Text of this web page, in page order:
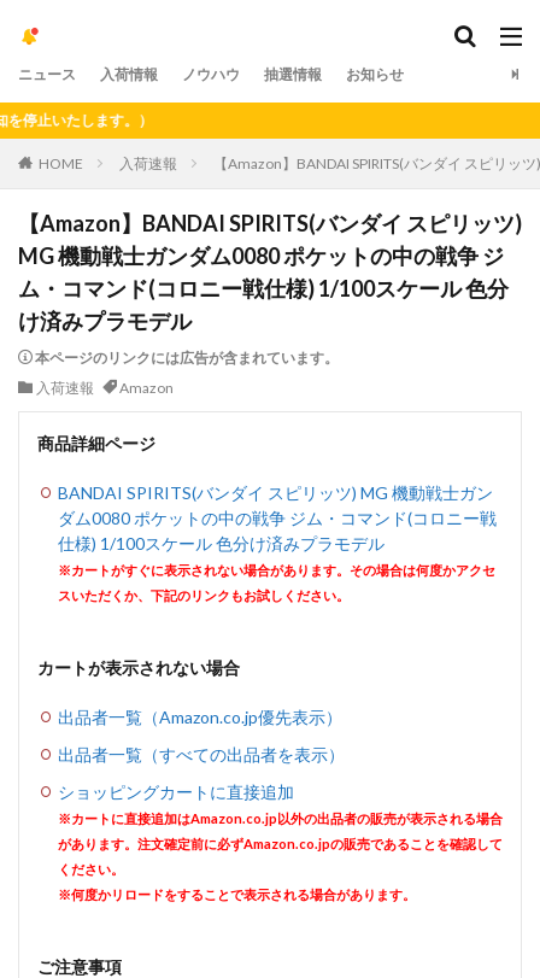
ニュース 入荷情報 ノウハウ 抽選情報 お知らせ
たします。）
HOME 入荷速報 【Amazon】BANDAI SPIRITS(バンダイ スピリ
【Amazon】BANDAI SPIRITS(バンダイ スピリッツ)
MG 機動戦士ガンダム0080 ポケットの中の戦争 ジ
ム・コマンド(コロニー戦仕様) 1/100スケール 色分
け済みプラモデル
本ページのリンクには広告が含まれています。
入荷速報
Amazon
商品詳細ページ
BANDAI SPIRITS(バンダイ スピリッツ) MG 機動戦士ガン
ダム0080 ポケットの中の戦争 ジム・コマンド(コロニー戦
仕様) 1/100スケール 色分け済みプラモデル
※カートがすぐに表示されない場合があります。その場合は何度かアクセ
スいただくか、下記のリンクもお試しください。
カートが表示されない場合
出品者一覧（Amazon.co.jp優先表示）
出品者一覧（すべての出品者を表示）
ショッピングカートに直接追加
※カートに直接追加はAmazon.co.jp以外の出品者の販売が表示される場合
があります。注文確定前に必ずAmazon.co.jpの販売であることを確認して
ください。
※何度かリロードをすることで表示される場合があります。
ご注意事項